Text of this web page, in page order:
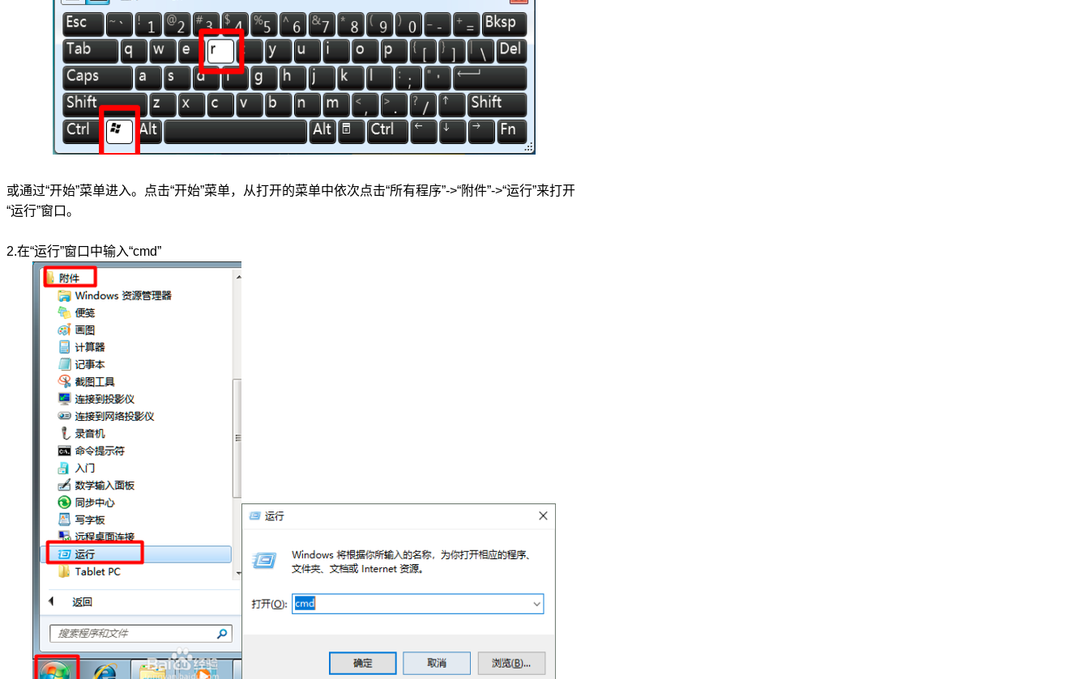
或通过“开始”菜单进入。点击“开始”菜单，从打开的菜单中依次点击“所有程序”->“附件”->“运行”来打开
“运行”窗口。
2.在“运行”窗口中输入“cmd”